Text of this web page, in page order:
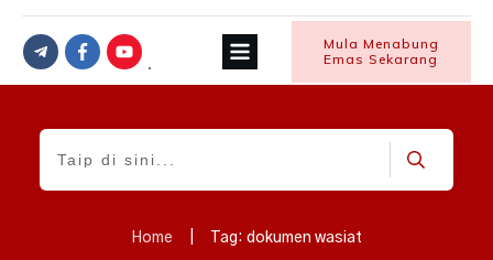
Mula Menabung
Emas Sekarang
Home Tag: dokumen wasiat